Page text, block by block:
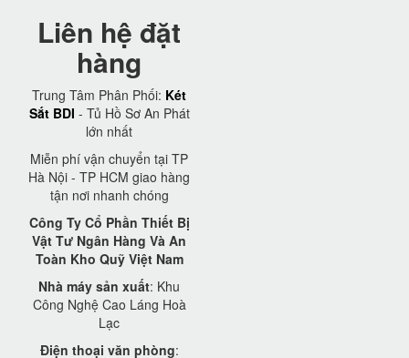
Liên hệ đặt
hàng
Trung Tâm Phân Phối: Két
Sắt BDI - Tủ Hồ Sơ An Phát
lớn nhất
Miễn phí vận chuyển tại TP
Hà Nội - TP HCM giao hàng
tận nơi nhanh chóng
Công Ty Cổ Phần Thiết Bị
Vật Tư Ngân Hàng Và An
Toàn Kho Quỹ Việt Nam
Nhà máy sản xuất: Khu
Công Nghệ Cao Láng Hoà
Lạc
Điện thoại văn phòng: